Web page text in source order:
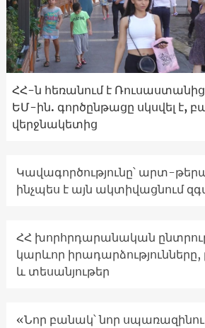
ՀՀ-ն հեռանում է
ԵՄ-ին. գործընթացը սկսվել է,
վերջնակետից
Կավագործությունը՝ արտ-
ինչպես է այն ակտիվացնում
ՀՀ խորհրդարանական
կարևոր իրադարձությունները,
և տեսանյութեր
«Նոր բանակ՝ նոր